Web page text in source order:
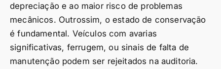
depreciação e ao maior risco de problemas
mecânicos. Outrossim, o estado de conservação
é fundamental. Veículos com avarias
significativas, ferrugem, ou sinais de falta de
manutenção podem ser rejeitados na auditoria.